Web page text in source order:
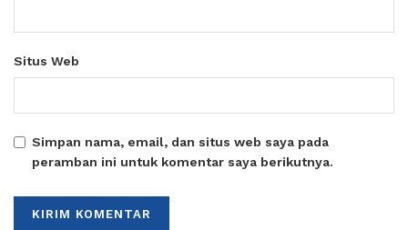
Situs Web
Simpan nama, email, dan situs web saya pada
peramban ini untuk komentar saya berikutnya.